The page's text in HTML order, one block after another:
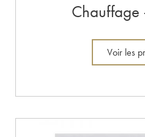
Chauffage
Voir les